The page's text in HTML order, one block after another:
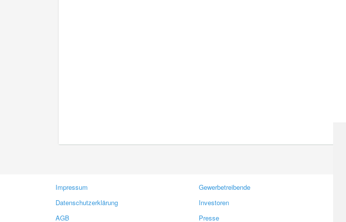
Impressum
Datenschutzerklärung
AGB
Gewerbetreibende
Investoren
Presse